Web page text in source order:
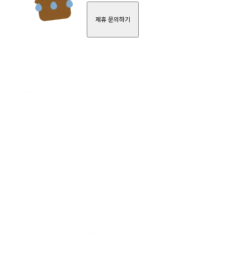
제휴 문의하기